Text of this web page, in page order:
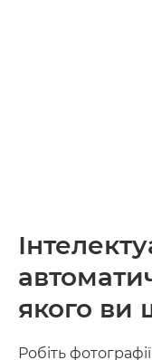
якого ви
Робіть